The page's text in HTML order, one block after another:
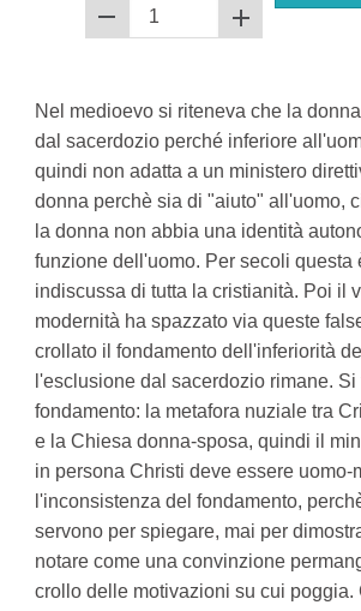
Nel medioevo si riteneva che la
dal sacerdozio perché inferiore
quindi non adatta a un ministero
donna perchè sia di "aiuto" all'uomo,
la donna non abbia una identità
funzione dell'uomo. Per secoli questa
indiscussa di tutta la cristianità. Poi il
modernità ha spazzato via queste
crollato il fondamento dell'inferiorità
l'esclusione dal sacerdozio rimane.
fondamento: la metafora nuziale tra
e la Chiesa donna-sposa, quindi il
in persona Christi deve essere uomo-
l'inconsistenza del fondamento,
servono per spiegare, mai per
notare come una convinzione
crollo delle motivazioni su cui poggia.